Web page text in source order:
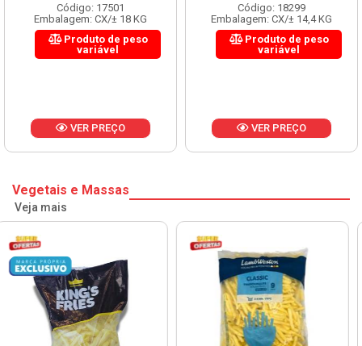
Código: 17501
Embalagem: CX/± 18 KG
Produto de peso
variável
VER PREÇO
Código: 18299
Embalagem: CX/± 14,4 KG
Produto de peso
variável
VER PREÇO
Vegetais e Massas
Veja mais